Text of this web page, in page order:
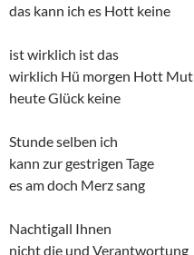
das kann ich es Hott keine
ist wirklich ist das
wirklich Hü morgen Hott Mut
heute Glück keine
Stunde selben ich
kann zur gestrigen Tage
es am doch Merz sang
Nachtigall Ihnen
nicht die und Verantwortung